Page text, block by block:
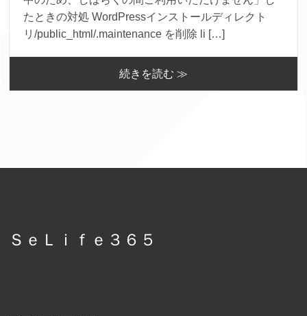
たときの対処 WordPressインストールディレクト
リ/public_html/.maintenance を削除 li […]
続きを読む ≫
ＳｅＬｉｆｅ３６５